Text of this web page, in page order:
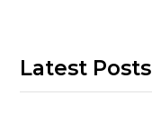
Latest Posts